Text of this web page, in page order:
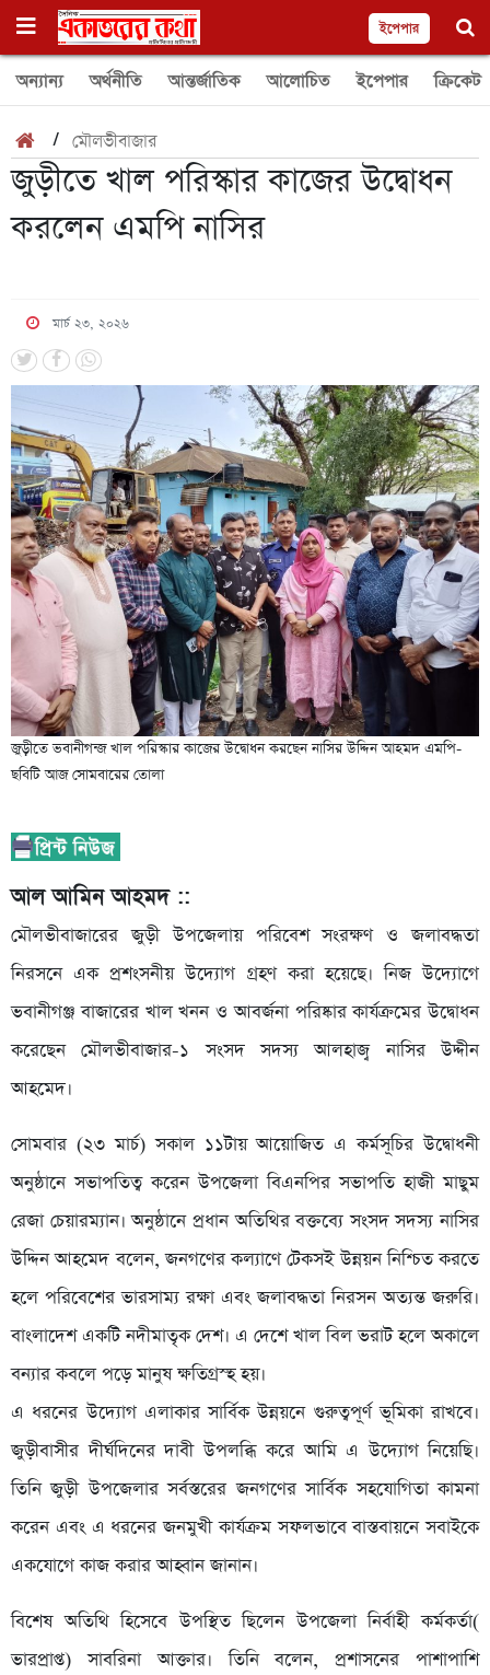
ইপেপার
অন্যান্য অর্থনীতি আন্তর্জাতিক আলোচিত ইপেপার ক্রিকেট
/ মৌলভীবাজার
জুড়ীতে খাল পরিস্কার কাজের উদ্বোধন
করলেন এমপি নাসির
মার্চ ২৩, ২০২৬
জুড়ীতে ভবানীগন্জ খাল পরিস্কার কাজের উদ্বোধন করছেন নাসির উদ্দিন আহমদ এমপি-
ছবিটি আজ সোমবারের তোলা
আল আমিন আহমদ ::
মৌলভীবাজারের জুড়ী উপজেলায় পরিবেশ সংরক্ষণ ও জলাবদ্ধতা
নিরসনে এক প্রশংসনীয় উদ্যোগ গ্রহণ করা হয়েছে। নিজ উদ্যোগে
ভবানীগঞ্জ বাজারের খাল খনন ও আবর্জনা পরিষ্কার কার্যক্রমের উদ্বোধন
করেছেন মৌলভীবাজার-১ সংসদ সদস্য আলহাজ্ব নাসির উদ্দীন
আহমেদ।
সোমবার (২৩ মার্চ) সকাল ১১টায় আয়োজিত এ কর্মসূচির উদ্বোধনী
অনুষ্ঠানে সভাপতিত্ব করেন উপজেলা বিএনপির সভাপতি হাজী মাছুম
রেজা চেয়ারম্যান। অনুষ্ঠানে প্রধান অতিথির বক্তব্যে সংসদ সদস্য নাসির
উদ্দিন আহমেদ বলেন, জনগণের কল্যাণে টেকসই উন্নয়ন নিশ্চিত করতে
হলে পরিবেশের ভারসাম্য রক্ষা এবং জলাবদ্ধতা নিরসন অত্যন্ত জরুরি।
বাংলাদেশ একটি নদীমাতৃক দেশ। এ দেশে খাল বিল ভরাট হলে অকালে
বন্যার কবলে পড়ে মানুষ ক্ষতিগ্রস্হ হয়।
এ ধরনের উদ্যোগ এলাকার সার্বিক উন্নয়নে গুরুত্বপূর্ণ ভূমিকা রাখবে।
জুড়ীবাসীর দীর্ঘদিনের দাবী উপলব্ধি করে আমি এ উদ্যোগ নিয়েছি।
তিনি জুড়ী উপজেলার সর্বস্তরের জনগণের সার্বিক সহযোগিতা কামনা
করেন এবং এ ধরনের জনমুখী কার্যক্রম সফলভাবে বাস্তবায়নে সবাইকে
একযোগে কাজ করার আহ্বান জানান।
বিশেষ অতিথি হিসেবে উপস্থিত ছিলেন উপজেলা নির্বাহী কর্মকর্তা(
ভারপ্রাপ্ত) সাবরিনা আক্তার। তিনি বলেন, প্রশাসনের পাশাপাশি